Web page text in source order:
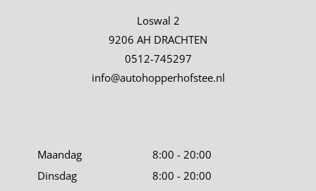
Loswal 2
9206 AH DRACHTEN
0512-745297
info@autohopperhofstee.nl
Maandag
8:00 - 20:00
Dinsdag
8:00 - 20:00